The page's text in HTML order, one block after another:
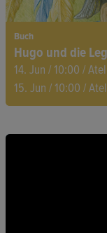
Buch
Hugo und die
14. Jun / 10:00 /
15. Jun / 10:00 /
bleibt den
erfinderischen
Bilderbuchkino,